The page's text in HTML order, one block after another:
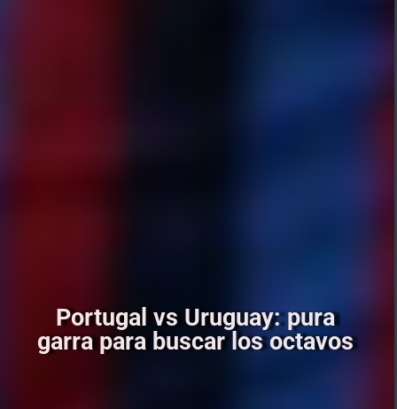
Portugal vs Uruguay: pura
garra para buscar los octavos